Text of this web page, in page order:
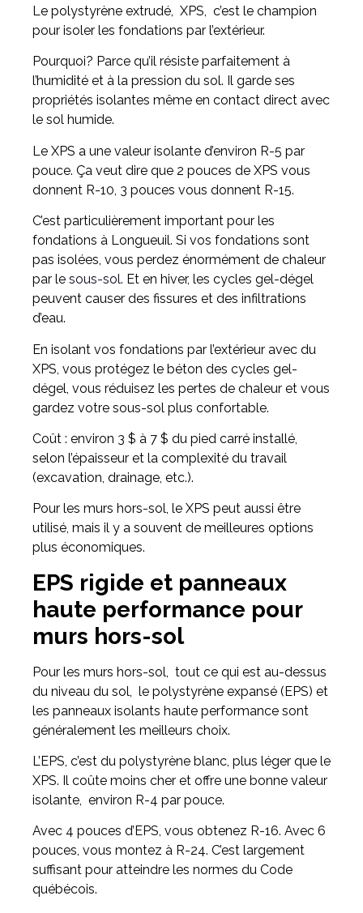
Le polystyrène extrudé, XPS, c’est le champion
pour isoler les fondations par l’extérieur.
Pourquoi? Parce qu’il résiste parfaitement à
l’humidité et à la pression du sol. Il garde ses
propriétés isolantes même en contact direct avec
le sol humide.
Le XPS a une valeur isolante d’environ R-5 par
pouce. Ça veut dire que 2 pouces de XPS vous
donnent R-10, 3 pouces vous donnent R-15.
C’est particulièrement important pour les
fondations à Longueuil. Si vos fondations sont
pas isolées, vous perdez énormément de chaleur
par le sous-sol. Et en hiver, les cycles gel-dégel
peuvent causer des fissures et des infiltrations
d’eau.
En isolant vos fondations par l’extérieur avec du
XPS, vous protégez le béton des cycles gel-
dégel, vous réduisez les pertes de chaleur et vous
gardez votre sous-sol plus confortable.
Coût : environ 3 $ à 7 $ du pied carré installé,
selon l’épaisseur et la complexité du travail
(excavation, drainage, etc.).
Pour les murs hors-sol, le XPS peut aussi être
utilisé, mais il y a souvent de meilleures options
plus économiques.
EPS rigide et panneaux
haute performance pour
murs hors-sol
Pour les murs hors-sol, tout ce qui est au-dessus
du niveau du sol, le polystyrène expansé (EPS) et
les panneaux isolants haute performance sont
généralement les meilleurs choix.
L’EPS, c’est du polystyrène blanc, plus léger que le
XPS. Il coûte moins cher et offre une bonne valeur
isolante, environ R-4 par pouce.
Avec 4 pouces d’EPS, vous obtenez R-16. Avec 6
pouces, vous montez à R-24. C’est largement
suffisant pour atteindre les normes du Code
québécois.